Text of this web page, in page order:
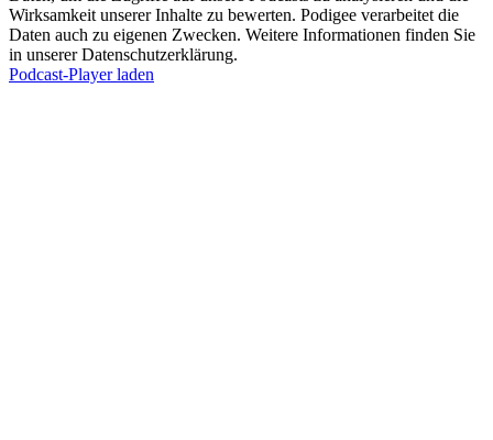
Wirksamkeit unserer Inhalte zu bewerten. Podigee verarbeitet die
Daten auch zu eigenen Zwecken. Weitere Informationen finden Sie
in unserer Datenschutzerklärung.
Podcast-Player laden